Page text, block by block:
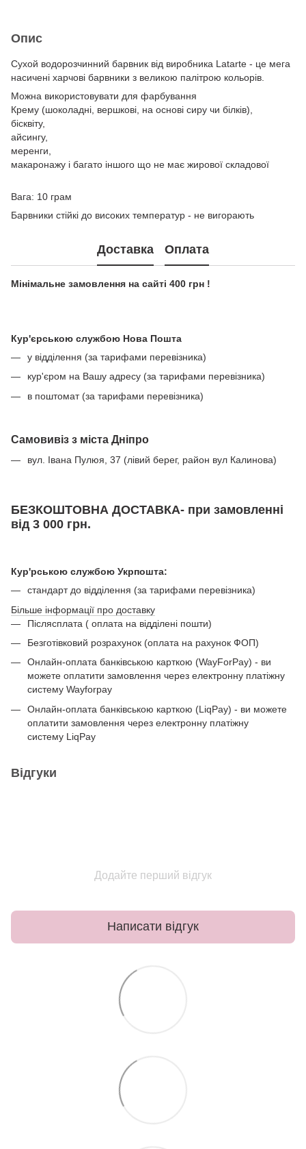
Опис
Сухой водорозчинний барвник від виробника Latarte - це мега
насичені харчові барвники з великою палітрою кольорів.
Можна використовувати для фарбування
Крему (шоколадні, вершкові, на основі сиру чи білків),
бісквіту,
айсингу,
меренги,
макаронажу і багато іншого що не має жирової складової
Вага: 10 грам
Барвники стійкі до високих температур - не вигорають
Доставка Оплата
Мінімальне замовлення на сайті 400 грн !
Кур'єрською службою Нова Пошта
у відділення (за тарифами перевізника)
кур'єром на Вашу адресу (за тарифами перевізника)
в поштомат (за тарифами перевізника)
Самовивіз з міста Дніпро
вул. Івана Пулюя, 37 (лівий берег, район вул Калинова)
БЕЗКОШТОВНА ДОСТАВКА- при замовленні
від 3 000 грн.
Кур'рською службою Укрпошта:
стандарт до відділення (за тарифами перевізника)
Більше інформації про доставку
Післясплата ( оплата на відділені пошти)
Безготівковий розрахунок (оплата на рахунок ФОП)
Онлайн-оплата банківською карткою (WayForPay) - ви
можете оплатити замовлення через електронну платіжну
систему Wayforpay
Онлайн-оплата банківською карткою (LiqPay) - ви можете
оплатити замовлення через електронну платіжну
систему LiqPay
Відгуки
Додайте перший відгук
Написати відгук